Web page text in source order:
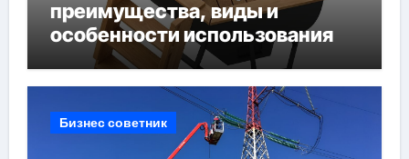
преимущества, виды и
особенности использования
Бизнес советник